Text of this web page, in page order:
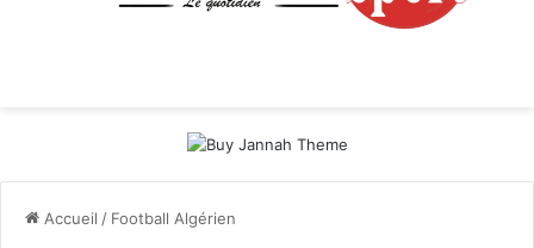
Accueil / Football Algérien